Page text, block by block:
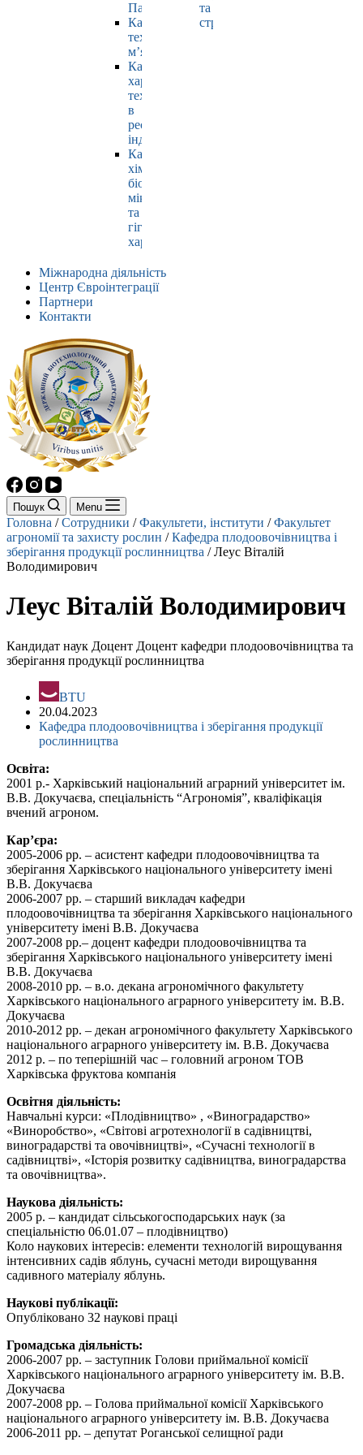
Павлюк
Кафедра
технології
м’яса
Кафедра
харчових
технологій
в
ресторанній
індустрії
Кафедра
хімії,
біохімії,
мікробіології
та
гігієни
харчування
та
страхування
Міжнародна діяльність
Центр Євроінтеграції
Партнери
Контакти
Пошук Menu
Головна /Сотрудники /Факультети, інститути /Факультет
агрономії та захисту рослин /Кафедра плодоовочівництва і
зберігання продукції рослинництва /Леус Віталій
Володимирович
Леус Віталій Володимирович
Кандидат наук Доцент Доцент кафедри плодоовочівництва та
зберігання продукції рослинництва
BTU
20.04.2023
Кафедра плодоовочівництва і зберігання продукції
рослинництва
Освіта:
2001 р.- Харківський національний аграрний університет ім.
В.В. Докучаєва, спеціальність “Агрономія”, кваліфікація
вчений агроном.
Кар’єра:
2005-2006 рр. – асистент кафедри плодоовочівництва та
зберігання Харківського національного університету імені
В.В. Докучаєва
2006-2007 рр. – старший викладач кафедри
плодоовочівництва та зберігання Харківського національного
університету імені В.В. Докучаєва
2007-2008 рр.– доцент кафедри плодоовочівництва та
зберігання Харківського національного університету імені
В.В. Докучаєва
2008-2010 рр. – в.о. декана агрономічного факультету
Харківського національного аграрного університету ім. В.В.
Докучаєва
2010-2012 рр. – декан агрономічного факультету Харківського
національного аграрного університету ім. В.В. Докучаєва
2012 р. – по теперішній час – головний агроном ТОВ
Харківська фруктова компанія
Освітня діяльність:
Навчальні курси: «Плодівництво» , «Виноградарство»
«Виноробство», «Світові агротехнології в садівництві,
виноградарстві та овочівництві», «Сучасні технології в
садівництві», «Історія розвитку садівництва, виноградарства
та овочівництва».
Наукова діяльність:
2005 р. – кандидат сільськогосподарських наук (за
спеціальністю 06.01.07 – плодівництво)
Коло наукових інтересів: елементи технологій вирощування
інтенсивних садів яблунь, сучасні методи вирощування
садивного матеріалу яблунь.
Наукові публікації:
Опубліковано 32 наукові праці
Громадська діяльність:
2006-2007 рр. – заступник Голови приймальної комісії
Харківського національного аграрного університету ім. В.В.
Докучаєва
2007-2008 рр. – Голова приймальної комісії Харківського
національного аграрного університету ім. В.В. Докучаєва
2006-2011 рр. – депутат Роганської селищної ради